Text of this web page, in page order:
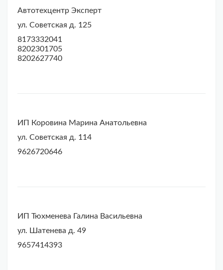
Автотехцентр Эксперт
ул. Советская д. 125
8173332041
8202301705
8202627740
ИП Коровина Марина Анатольевна
ул. Советская д. 114
9626720646
ИП Тюхменева Галина Васильевна
ул. Шатенева д. 49
9657414393